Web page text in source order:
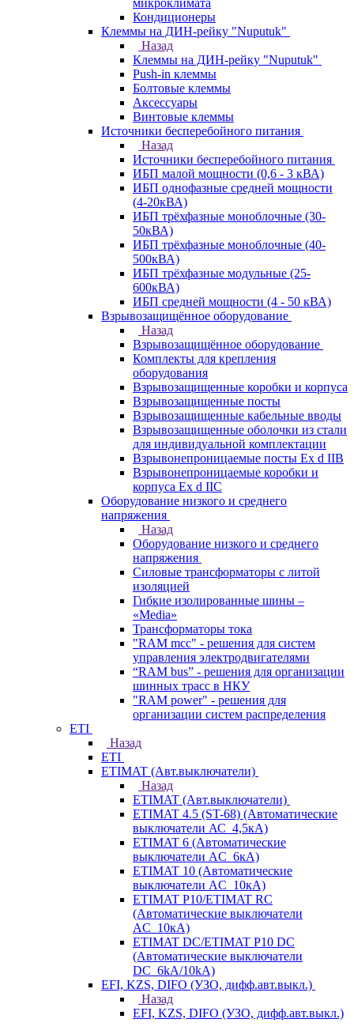
микроклимата
Кондиционеры
Клеммы на ДИН-рейку "Nuputuk"
Назад
Клеммы на ДИН-рейку "Nuputuk"
Push-in клеммы
Болтовые клеммы
Аксессуары
Винтовые клеммы
Источники бесперебойного питания
Назад
Источники бесперебойного питания
ИБП малой мощности (0,6 - 3 кВА)
ИБП однофазные средней мощности
(4-20кВА)
ИБП трёхфазные моноблочные (30-
50кВА)
ИБП трёхфазные моноблочные (40-
500кВА)
ИБП трёхфазные модульные (25-
600кВА)
ИБП средней мощности (4 - 50 кВА)
Взрывозащищённое оборудование
Назад
Взрывозащищённое оборудование
Комплекты для крепления
оборудования
Взрывозащищенные коробки и корпуса
Взрывозащищенные посты
Взрывозащищенные кабельные вводы
Взрывозащищенные оболочки из стали
для индивидуальной комплектации
Взрывонепроницаемые посты Ex d IIB
Взрывонепроницаемые коробки и
корпуса Ex d IIС
Оборудование низкого и среднего
напряжения
Назад
Оборудование низкого и среднего
напряжения
Силовые трансформаторы с литой
изоляцией
Гибкие изолированные шины –
«Media»
Трансформаторы тока
"RAM mcc" - решения для систем
управления электродвигателями
“RAM bus” - решения для организации
шинных трасс в НКУ
"RAM power" - решения для
организации систем распределения
ETI
Назад
ETI
ETIMAT (Авт.выключатели)
Назад
ETIMAT (Авт.выключатели)
ETIMAT 4.5 (ST-68) (Автоматические
выключатели АС_4,5кА)
ETIMAT 6 (Автоматические
выключатели AC_6кА)
ETIMAT 10 (Автоматические
выключатели AC_10кА)
ETIMAT P10/ETIMAT RC
(Автоматические выключатели
AC_10кА)
ETIMAT DC/ETIMAT P10 DC
(Автоматические выключатели
DC_6kA/10kA)
EFI, KZS, DIFO (УЗО, дифф.авт.выкл.)
Назад
EFI, KZS, DIFO (УЗО, дифф.авт.выкл.)